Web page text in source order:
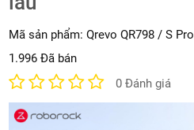
Mã sản phẩm:Qrevo QR798 / S Pro
1.996 Đã bán
0 Đánh giá